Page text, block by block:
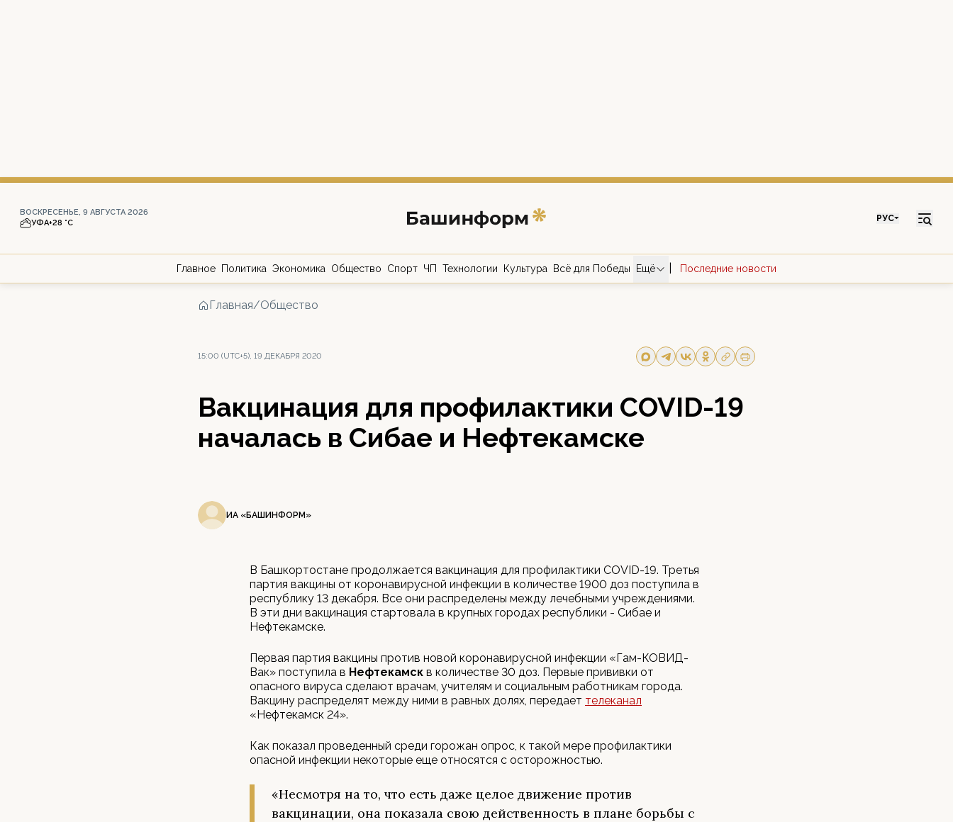
ВОСКРЕСЕНЬЕ, 9 АВГУСТА 2026
УФА+28 °С РУС
Главное Политика Экономика Общество Спорт ЧП Технологии Культура Всё для Победы Ещё Последние новости
Главная/Общество
15:00 (UTC+5), 19 ДЕКАБРЯ 2020
Вакцинация для профилактики COVID-19
началась в Сибае и Нефтекамске
ИА «БАШИНФОРМ»
В Башкортостане продолжается вакцинация для профилактики COVID-19. Третья
партия вакцины от коронавирусной инфекции в количестве 1900 доз поступила в
республику 13 декабря. Все они распределены между лечебными учреждениями.
В эти дни вакцинация стартовала в крупных городах республики - Сибае и
Нефтекамске.
Первая партия вакцины против новой коронавирусной инфекции «Гам-КОВИД-
Вак» поступила в Нефтекамск в количестве 30 доз. Первые прививки от
опасного вируса сделают врачам, учителям и социальным работникам города.
Вакцину распределят между ними в равных долях, передает телеканал
«Нефтекамск 24».
Как показал проведенный среди горожан опрос, к такой мере профилактики
опасной инфекции некоторые еще относятся с осторожностью.
«Несмотря на то, что есть даже целое движение против
вакцинации, она показала свою действенность в плане борьбы с